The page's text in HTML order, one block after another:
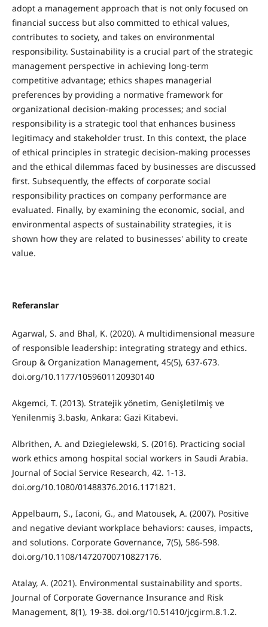
adopt a management approach that is not only focused on
financial success but also committed to ethical values,
contributes to society, and takes on environmental
responsibility. Sustainability is a crucial part of the strategic
management perspective in achieving long-term
competitive advantage; ethics shapes managerial
preferences by providing a normative framework for
organizational decision-making processes; and social
responsibility is a strategic tool that enhances business
legitimacy and stakeholder trust. In this context, the place
of ethical principles in strategic decision-making processes
and the ethical dilemmas faced by businesses are discussed
first. Subsequently, the effects of corporate social
responsibility practices on company performance are
evaluated. Finally, by examining the economic, social, and
environmental aspects of sustainability strategies, it is
shown how they are related to businesses' ability to create
value.
Referanslar
Agarwal, S. and Bhal, K. (2020). A multidimensional measure
of responsible leadership: integrating strategy and ethics.
Group & Organization Management, 45(5), 637-673.
doi.org/10.1177/1059601120930140
Akgemci, T. (2013). Stratejik yönetim, Genişletilmiş ve
Yenilenmiş 3.baskı, Ankara: Gazi Kitabevi.
Albrithen, A. and Dziegielewski, S. (2016). Practicing social
work ethics among hospital social workers in Saudi Arabia.
Journal of Social Service Research, 42. 1-13.
doi.org/10.1080/01488376.2016.1171821.
Appelbaum, S., Iaconi, G., and Matousek, A. (2007). Positive
and negative deviant workplace behaviors: causes, impacts,
and solutions. Corporate Governance, 7(5), 586-598.
doi.org/10.1108/14720700710827176.
Atalay, A. (2021). Environmental sustainability and sports.
Journal of Corporate Governance Insurance and Risk
Management, 8(1), 19-38. doi.org/10.51410/jcgirm.8.1.2.